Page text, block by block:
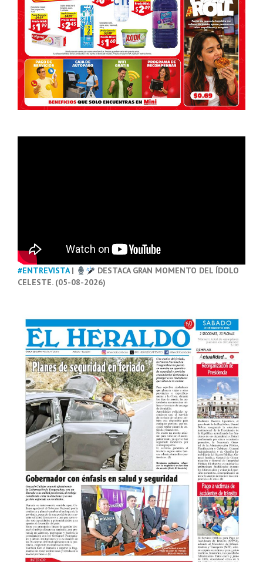
#ENTREVISTA|
DESTACA GRAN MOMENTO DEL ÍDOLO
CELESTE. (05-08-2026)